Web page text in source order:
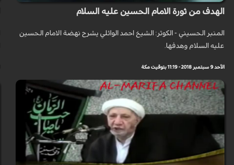
الهدف من ثورة الامام الحسين عليه السلام
المنبر الحسيني - الكوثر: الشيخ احمد الوائلي يشرح نهضة الامام الحسين
عليه السلام وهدفها.
الأحد 9 سبتمبر 2018 - 11:19 بتوقيت مكة